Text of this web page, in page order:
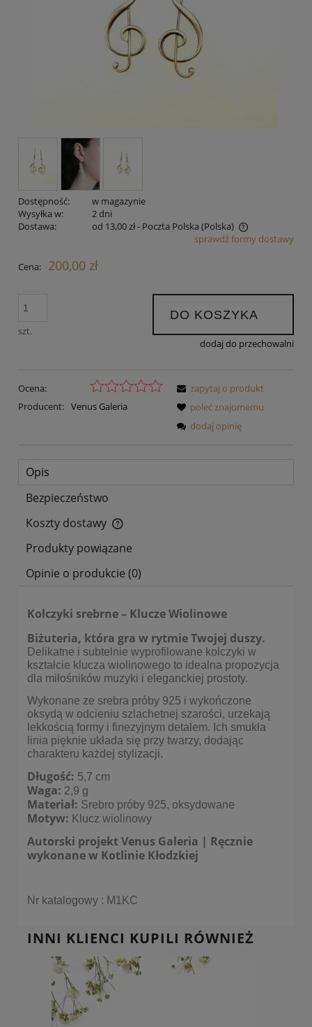
Dostępność:
w magazynie
Wysyłka w:
2 dni
Dostawa:
od 13,00 zł- Poczta Polska (Polska)
Cena nie zawiera ewentualnych kosztów płatnościsprawdź formy dostawy
Cena: 200,00 zł
szt.
DO KOSZYKA
dodaj do przechowalni
Ocena:
Producent: Venus Galeria
zapytaj o produkt
poleć znajomemu
dodaj opinię
Opis
Bezpieczeństwo
Koszty dostawy
Cena nie zawiera ewentualnych kosztów płatności
Produkty powiązane
Opinie o produkcie (0)
Kolczyki srebrne – Klucze Wiolinowe
Biżuteria, która gra w rytmie Twojej duszy.
Delikatne i subtelnie wyprofilowane kolczyki w
kształcie klucza wiolinowego to idealna propozycja
dla miłośników muzyki i eleganckiej prostoty.
Wykonane ze srebra próby 925 i wykończone
oksydą w odcieniu szlachetnej szarości, urzekają
lekkością formy i finezyjnym detalem. Ich smukła
linia pięknie układa się przy twarzy, dodając
charakteru każdej stylizacji.
Długość: 5,7 cm
Waga: 2,9 g
Materiał: Srebro próby 925, oksydowane
Motyw: Klucz wiolinowy
Autorski projekt Venus Galeria | Ręcznie
wykonane w Kotlinie Kłodzkiej
Nr katalogowy : M1KC
INNI KLIENCI KUPILI RÓWNIEŻ